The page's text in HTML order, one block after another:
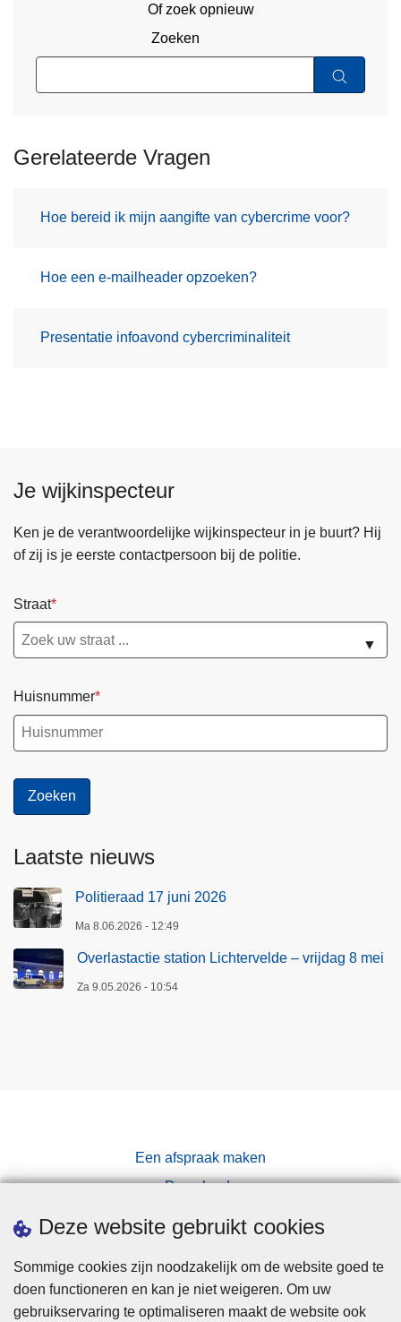
Deze website gebruikt cookies
Sommige cookies zijn noodzakelijk om de website goed te
doen functioneren en kan je niet weigeren. Om uw
gebruikservaring te optimaliseren maakt de website ook
Of zoek opnieuw
Zoeken
Gerelateerde Vragen
Hoe bereid ik mijn aangifte van cybercrime voor?
Hoe een e-mailheader opzoeken?
Presentatie infoavond cybercriminaliteit
Je wijkinspecteur
Ken je de verantwoordelijke wijkinspecteur in je buurt? Hij
of zij is je eerste contactpersoon bij de politie.
Straat
▼
Huisnummer
Laatste nieuws
Politieraad 17 juni 2026
Ma 8.06.2026 - 12:49
Overlastactie station Lichtervelde – vrijdag 8 mei
Za 9.05.2026 - 10:54
Een afspraak maken
Downloads